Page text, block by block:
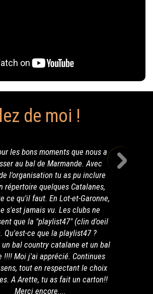
de moi !
les bons moments que nous a
au bal de Marmande. Avec
l'organisation tu as pu inclure
répertoire quelques Catalanes,
ce qu'il faut. En Lot-et-Garonne,
s'est jamais vu. Les clubs ne
que la "playlist47" (clin d'oeil
Qu'est-ce que la playlist47 ?
un bal country catalane et un bal
!!!! Moi j'ai apprécié. Continues
tout en respectant le choix
A Arette, tu as fait un carton!!
Merci encore....